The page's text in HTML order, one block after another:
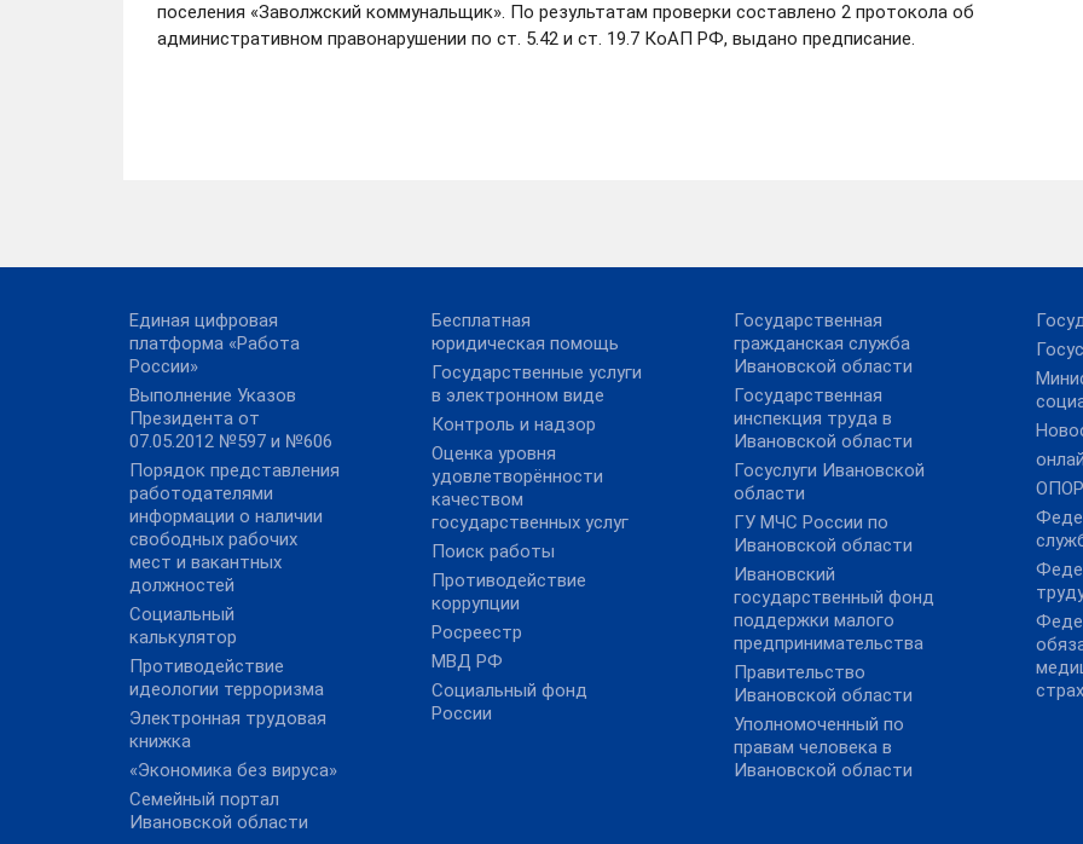
поселения «Заволжский коммунальщик». По результатам проверки составлено 2 протокола об
административном правонарушении по ст. 5.42 и ст. 19.7 КоАП РФ, выдано предписание.
Единая цифровая
платформа «Работа
России»
Выполнение Указов
Президента от
07.05.2012 №597 и №606
Порядок представления
работодателями
информации о наличии
свободных рабочих
мест и вакантных
должностей
Социальный
калькулятор
Противодействие
идеологии терроризма
Электронная трудовая
книжка
«Экономика без вируса»
Семейный портал
Ивановской области
Бесплатная
юридическая помощь
Государственные услуги
в электронном виде
Контроль и надзор
Оценка уровня
удовлетворённости
качеством
государственных услуг
Поиск работы
Противодействие
коррупции
Росреестр
МВД РФ
Социальный фонд
России
Государственная
гражданская служба
Ивановской области
Государственная
инспекция труда в
Ивановской области
Госуслуги Ивановской
области
ГУ МЧС России по
Ивановской области
Ивановский
государственный фонд
поддержки малого
предпринимательства
Правительство
Ивановской области
Уполномоченный по
правам человека в
Ивановской области